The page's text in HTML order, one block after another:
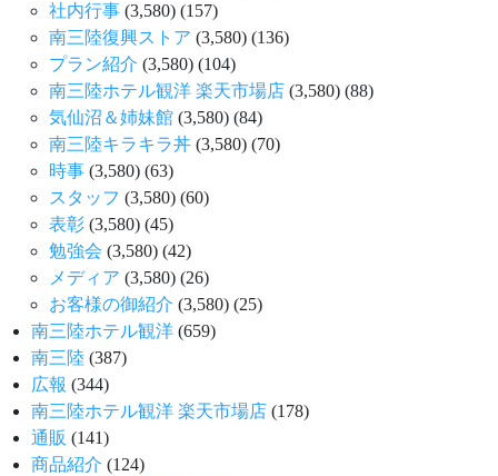
社内行事 (3,580) (157)
南三陸復興ストア (3,580) (136)
プラン紹介 (3,580) (104)
南三陸ホテル観洋 楽天市場店 (3,580) (88)
気仙沼＆姉妹館 (3,580) (84)
南三陸キラキラ丼 (3,580) (70)
時事 (3,580) (63)
スタッフ (3,580) (60)
表彰 (3,580) (45)
勉強会 (3,580) (42)
メディア (3,580) (26)
お客様の御紹介 (3,580) (25)
南三陸ホテル観洋 (659)
南三陸 (387)
広報 (344)
南三陸ホテル観洋 楽天市場店 (178)
通販 (141)
商品紹介 (124)